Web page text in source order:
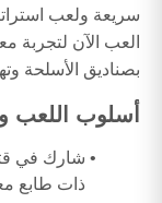
سريعة ولعب
العب الآن لتجربة
بصناديق الأسلحة
أسلوب اللعب
شارك في
ذات طابع